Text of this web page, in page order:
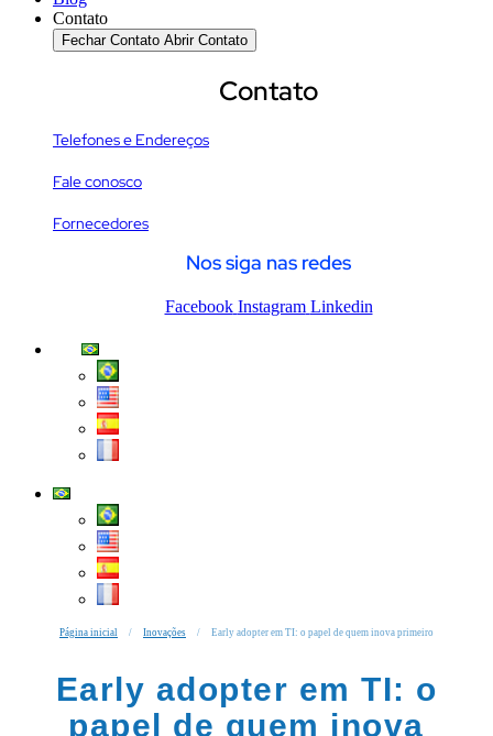
Contato
Fechar Contato Abrir Contato
Contato
Telefones e Endereços
Fale conosco
Fornecedores
Nos siga nas redes
Facebook Instagram Linkedin
Página inicial / Inovações / Early adopter em TI: o papel de quem inova primeiro
Early adopter em TI: o
papel de quem inova